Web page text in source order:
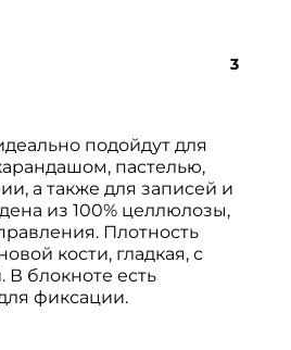
3
подойдут для
пастелью,
а также для записей и
из 100% целлюлозы,
Плотность
кости, гладкая, с
блокноте есть
фиксации.